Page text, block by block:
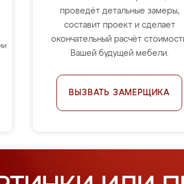
проведёт детальные замеры,
составит проект и сделает
окончательный расчёт
Вашей будущей мебели.
ВЫЗВАТЬ ЗАМЕРЩИКА